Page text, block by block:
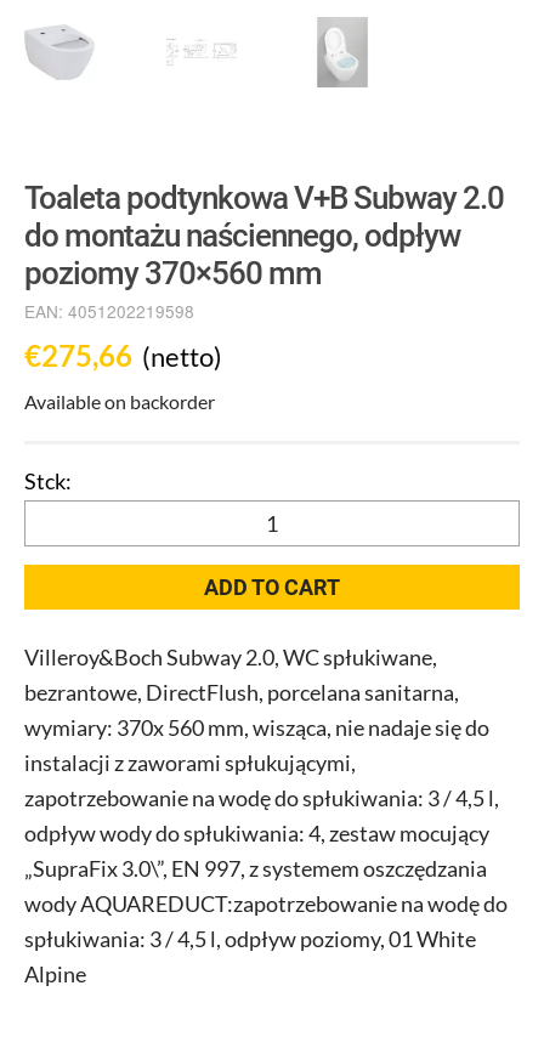
Toaleta podtynkowa V+B Subway 2.0
do montażu naściennego, odpływ
poziomy 370×560 mm
EAN: 4051202219598
€275,66 (netto)
Available on backorder
podtynkowa
Subway
do
montażu
naściennego,
odpływ
poziomy
370x560
mm
quantity
ADD TO CART
Villeroy&Boch Subway 2.0, WC spłukiwane,
bezrantowe, DirectFlush, porcelana sanitarna,
wymiary: 370x 560 mm, wisząca, nie nadaje się do
instalacji z zaworami spłukującymi,
zapotrzebowanie na wodę do spłukiwania: 3 / 4,5 l,
odpływ wody do spłukiwania: 4, zestaw mocujący
„SupraFix 3.0\”, EN 997, z systemem oszczędzania
wody AQUAREDUCT:zapotrzebowanie na wodę do
spłukiwania: 3 / 4,5 l, odpływ poziomy, 01 White
Alpine